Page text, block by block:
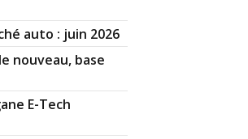
auto : juin 2026
nouveau, base
E-Tech